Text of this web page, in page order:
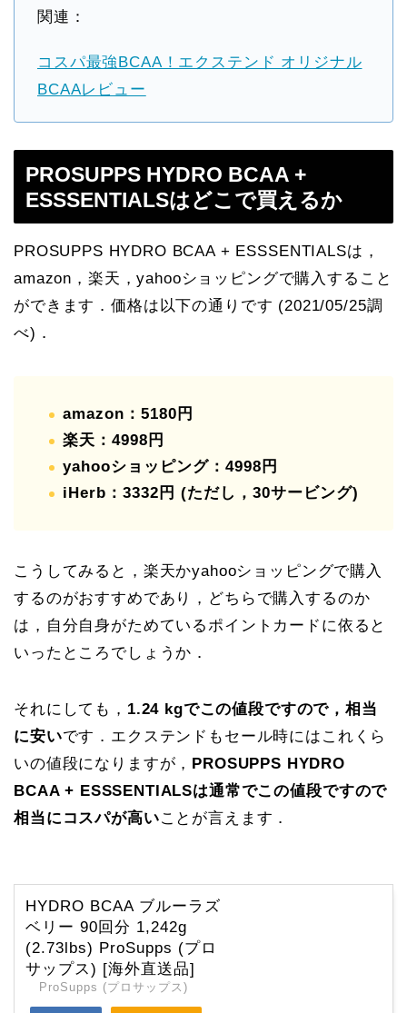
関連：
コスパ最強BCAA！エクステンド オリジナル
BCAAレビュー
PROSUPPS HYDRO BCAA +
ESSSENTIALSはどこで買えるか
PROSUPPS HYDRO BCAA + ESSSENTIALSは，
amazon，楽天，yahooショッピングで購入すること
ができます．価格は以下の通りです (2021/05/25調
べ)．
amazon：5180円
楽天：4998円
yahooショッピング：4998円
iHerb：3332円 (ただし，30サービング)
こうしてみると，楽天かyahooショッピングで購入
するのがおすすめであり，どちらで購入するのか
は，自分自身がためているポイントカードに依ると
いったところでしょうか．
それにしても， 1.24 kgでこの値段ですので，相当
に安いです．エクステンドもセール時にはこれくら
いの値段になりますが， PROSUPPS HYDRO
BCAA + ESSSENTIALSは通常でこの値段ですので
相当にコスパが高いことが言えます．
HYDRO BCAA ブルーラズ
ベリー 90回分 1,242g
(2.73lbs) ProSupps (プロ
サップス) [海外直送品]
ProSupps (プロサップス)